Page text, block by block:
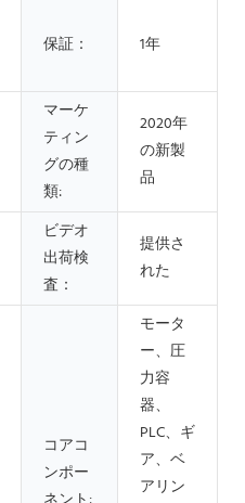
保証： 1年
マーケ
ティン
グの種
類:
2020年
の新製
品
ビデオ
出荷検
査：
提供さ
れた
コアコ
ンポー
モータ
ー、圧
力容
器、
PLC、ギ
ア、ベ
アリン